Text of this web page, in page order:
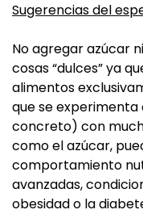
Sugerencias del
No agregar azúcar
cosas “dulces” ya
alimentos
que se experimenta
concreto) con
como el azúcar,
comportamiento
avanzadas,
obesidad o la